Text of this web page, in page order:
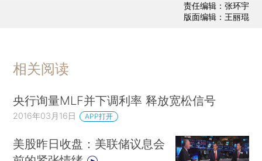
责任编辑：张环宇
版面编辑：王丽琨
相关阅读
央行询量MLF并下调利率 释放宽松信号
2016年03月16日 APP打开
美股昨日收盘：美联储议息会